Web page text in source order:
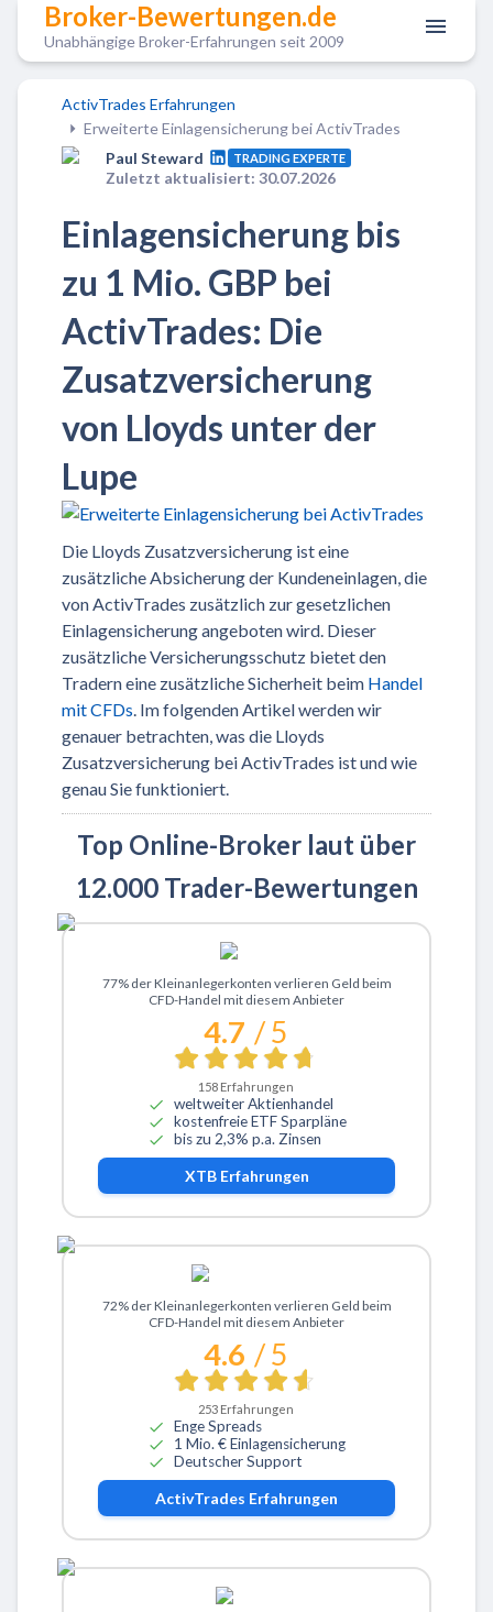
Broker-Bewertungen.de
Unabhängige Broker-Erfahrungen seit 2009
ActivTrades Erfahrungen
Erweiterte Einlagensicherung bei ActivTrades
Paul Steward
TRADING EXPERTE
Zuletzt aktualisiert: 30.07.2026
Einlagensicherung bis
zu 1 Mio. GBP bei
ActivTrades: Die
Zusatzversicherung
von Lloyds unter der
Lupe
Die Lloyds Zusatzversicherung ist eine
zusätzliche Absicherung der Kundeneinlagen, die
von ActivTrades zusätzlich zur gesetzlichen
Einlagensicherung angeboten wird. Dieser
zusätzliche Versicherungsschutz bietet den
Tradern eine zusätzliche Sicherheit beim Handel
mit CFDs . Im folgenden Artikel werden wir
genauer betrachten, was die Lloyds
Zusatzversicherung bei ActivTrades ist und wie
genau Sie funktioniert.
Top Online-Broker laut über
12.000 Trader-Bewertungen
Zu XTB
77% der Kleinanlegerkonten verlieren Geld beim
CFD-Handel mit diesem Anbieter
4.7 / 5
158 Erfahrungen
weltweiter Aktienhandel
kostenfreie ETF Sparpläne
bis zu 2,3% p.a. Zinsen
XTBErfahrungen
Zu ActivTrades
72% der Kleinanlegerkonten verlieren Geld beim
CFD-Handel mit diesem Anbieter
4.6 / 5
253 Erfahrungen
Enge Spreads
1 Mio. € Einlagensicherung
Deutscher Support
ActivTrades Erfahrungen